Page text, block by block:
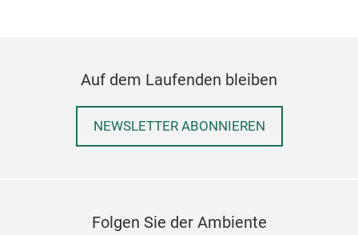
Auf dem Laufenden bleiben
NEWSLETTER ABONNIEREN
Folgen Sie der Ambiente